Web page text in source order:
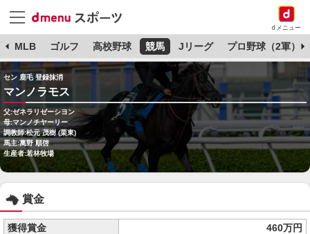
dメニュー
MLB ゴルフ 高校野球 競馬 Jリーグ プロ野球（2軍）
セン 鹿毛 登録抹消
マンノラモス
父:ゼネラリゼーシヨン
母:マンノチヤーリー
調教師:松元 茂樹 (栗東)
馬主:萬野 順啓
生産者:若林牧場
賞金
獲得賞金
460万円